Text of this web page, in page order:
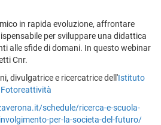
in rapida evoluzione, affrontare
per sviluppare una didattica
alle sfide di domani. In questo webinar
Cnr.
divulgatrice e ricercatrice dell'Istituto
Fotoreattività
schedule/ricerca-e-scuola-
per-la-societa-del-futuro/